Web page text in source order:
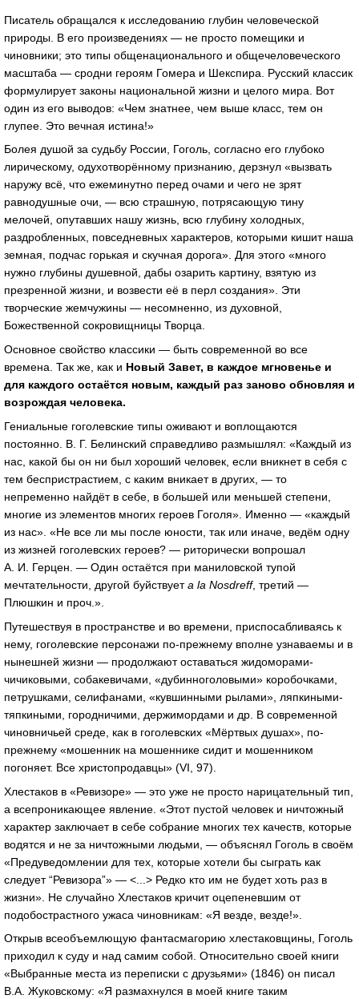
Писатель обращался к исследованию глубин человеческой
природы. В его произведениях — не просто помещики и
чиновники; это типы общенационального и общечеловеческого
масштаба — сродни героям Гомера и Шекспира. Русский классик
формулирует законы национальной жизни и целого мира. Вот
один из его выводов: «Чем знатнее, чем выше класс, тем он
глупее. Это вечная истина!»
Болея душой за судьбу России, Гоголь, согласно его глубоко
лирическому, одухотворённому признанию, дерзнул «вызвать
наружу всё, что ежеминутно перед очами и чего не зрят
равнодушные очи, — всю страшную, потрясающую тину
мелочей, опутавших нашу жизнь, всю глубину холодных,
раздробленных, повседневных характеров, которыми кишит наша
земная, подчас горькая и скучная дорога». Для этого «много
нужно глубины душевной, дабы озарить картину, взятую из
презренной жизни, и возвести её в перл создания». Эти
творческие жемчужины — несомненно, из духовной,
Божественной сокровищницы Творца.
Основное свойство классики — быть современной во все
времена. Так же, как и Новый Завет, в каждое мгновенье и
для каждого остаётся новым, каждый раз заново обновляя и
возрождая человека.
Гениальные гоголевские типы оживают и воплощаются
постоянно. В. Г. Белинский справедливо размышлял: «Каждый из
нас, какой бы он ни был хороший человек, если вникнет в себя с
тем беспристрастием, с каким вникает в других, — то
непременно найдёт в себе, в большей или меньшей степени,
многие из элементов многих героев Гоголя». Именно — «каждый
из нас». «Не все ли мы после юности, так или иначе, ведём одну
из жизней гоголевских героев? — риторически вопрошал
А. И. Герцен. — Один остаётся при маниловской тупой
мечтательности, другой буйствуетa la Nosdreff, третий —
Плюшкин и проч.».
Путешествуя в пространстве и во времени, приспосабливаясь к
нему, гоголевские персонажи по-прежнему вполне узнаваемы и в
нынешней жизни — продолжают оставаться жидоморами-
чичиковыми, собакевичами, «дубинноголовыми» коробочками,
петрушками, селифанами, «кувшинными рылами», ляпкиными-
тяпкиными, городничими, держимордами и др. В современной
чиновничьей среде, как в гоголевских «Мёртвых душах», по-
прежнему «мошенник на мошеннике сидит и мошенником
погоняет. Все христопродавцы» (VI, 97).
Хлестаков в «Ревизоре» — это уже не просто нарицательный тип,
а всепроникающее явление. «Этот пустой человек и ничтожный
характер заключает в себе собрание многих тех качеств, которые
водятся и не за ничтожными людьми, — объяснял Гоголь в своём
«Предуведомлении для тех, которые хотели бы сыграть как
следует “Ревизора”» — <...> Редко кто им не будет хоть раз в
жизни». Не случайно Хлестаков кричит оцепеневшим от
подобострастного ужаса чиновникам: «Я везде, везде!».
Открыв всеобъемлющую фантасмагорию хлестаковщины, Гоголь
приходил к суду и над самим собой. Относительно своей книги
«Выбранные места из переписки с друзьями» (1846) он писал
В.А. Жуковскому: «Я размахнулся в моей книге таким